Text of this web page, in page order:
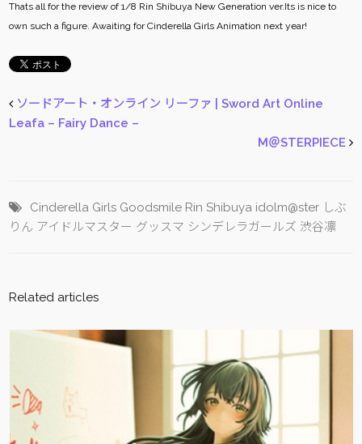
Thats all for the review of 1/8 Rin Shibuya New Generation ver.Its is nice to
own such a figure. Awaiting for Cinderella Girls Animation next year!
ソードアート・オンライン リーファ | Sword Art Online
Leafa – Fairy Dance –
M＠STERPIECE
Cinderella Girls Goodsmile Rin Shibuya idolm@ster しぶ
りん アイドルマスター グッスマ シンデレラガールズ 渋谷凛
Related articles